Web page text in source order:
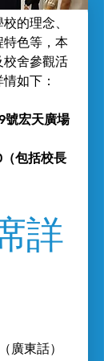
的理念、
特色等，本
校舍參觀活
如下：
號宏天廣場
包括校長
詳
廣東話）